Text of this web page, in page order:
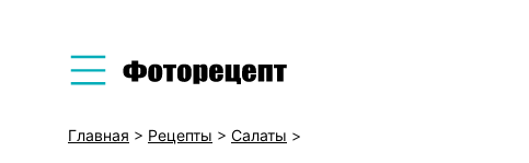
Главная > Рецепты > Салаты >